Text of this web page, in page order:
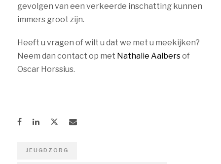
gevolgen van een verkeerde inschatting kunnen
immers groot zijn.
Heeft u vragen of wilt u dat we met u meekijken?
Neem dan contact op met Nathalie Aalbersof
Oscar Horssius.
JEUGDZORG